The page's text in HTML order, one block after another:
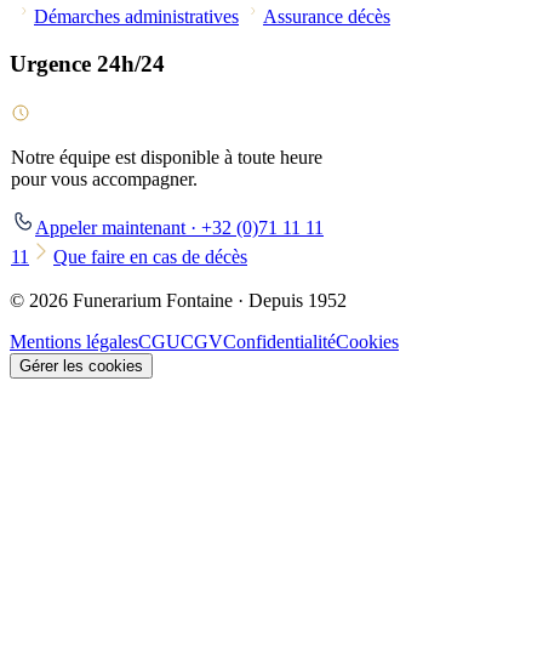
Démarches administratives
Assurance décès
Urgence 24h/24
Notre équipe est disponible à toute heure
pour vous accompagner.
Appeler maintenant · +32 (0)71 11 11
11
Que faire en cas de décès
© 2026 Funerarium Fontaine · Depuis 1952
Mentions légalesCGUCGVConfidentialitéCookies
Gérer les cookies